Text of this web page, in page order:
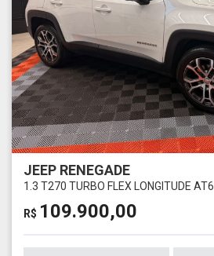
JEEP RENEGADE
1.3 T270 TURBO FLEX LONGITUDE AT6
R$ 109.900,00